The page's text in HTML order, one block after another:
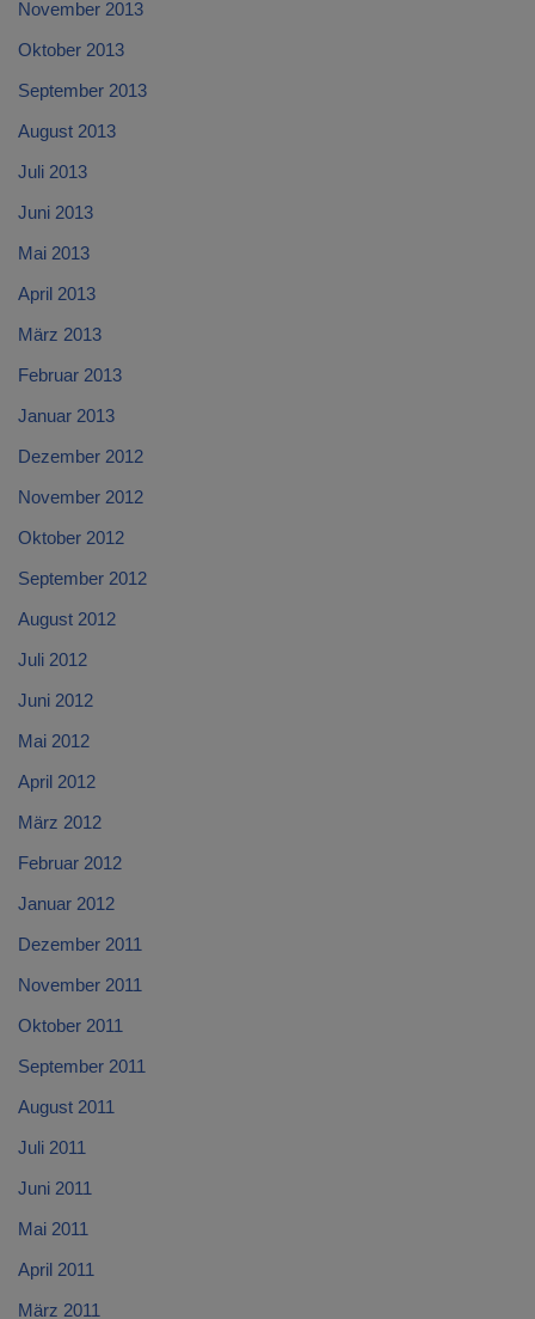
November 2013
Oktober 2013
September 2013
August 2013
Juli 2013
Juni 2013
Mai 2013
April 2013
März 2013
Februar 2013
Januar 2013
Dezember 2012
November 2012
Oktober 2012
September 2012
August 2012
Juli 2012
Juni 2012
Mai 2012
April 2012
März 2012
Februar 2012
Januar 2012
Dezember 2011
November 2011
Oktober 2011
September 2011
August 2011
Juli 2011
Juni 2011
Mai 2011
April 2011
März 2011